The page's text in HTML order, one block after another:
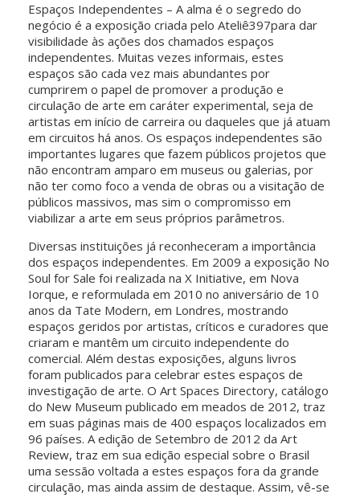
Espaços Independentes – A alma é o segredo do
negócio é a exposição criada pelo Ateliê397para dar
visibilidade às ações dos chamados espaços
independentes. Muitas vezes informais, estes
espaços são cada vez mais abundantes por
cumprirem o papel de promover a produção e
circulação de arte em caráter experimental, seja de
artistas em início de carreira ou daqueles que já atuam
em circuitos há anos. Os espaços independentes são
importantes lugares que fazem públicos projetos que
não encontram amparo em museus ou galerias, por
não ter como foco a venda de obras ou a visitação de
públicos massivos, mas sim o compromisso em
viabilizar a arte em seus próprios parâmetros.
Diversas instituições já reconheceram a importância
dos espaços independentes. Em 2009 a exposição No
Soul for Sale foi realizada na X Initiative, em Nova
Iorque, e reformulada em 2010 no aniversário de 10
anos da Tate Modern, em Londres, mostrando
espaços geridos por artistas, críticos e curadores que
criaram e mantêm um circuito independente do
comercial. Além destas exposições, alguns livros
foram publicados para celebrar estes espaços de
investigação de arte. O Art Spaces Directory, catálogo
do New Museum publicado em meados de 2012, traz
em suas páginas mais de 400 espaços localizados em
96 países. A edição de Setembro de 2012 da Art
Review, traz em sua edição especial sobre o Brasil
uma sessão voltada a estes espaços fora da grande
circulação, mas ainda assim de destaque. Assim, vê-se